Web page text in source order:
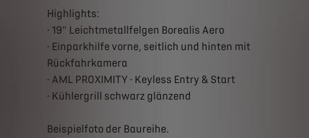
Highlights:
- 19" Leichtmetallfelgen Borealis Aero
- Einparkhilfe vorne, seitlich und hinten mit
Rückfahrkamera
- AML PROXIMITY - Keyless Entry & Start
- Kühlergrill schwarz glänzend
Beispielfoto der Baureihe.